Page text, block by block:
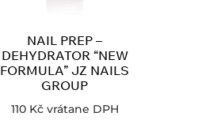
NAIL PREP –
DEHYDRATOR “NEW
FORMULA” JZ NAILS
GROUP
110 Kč vrátane DPH